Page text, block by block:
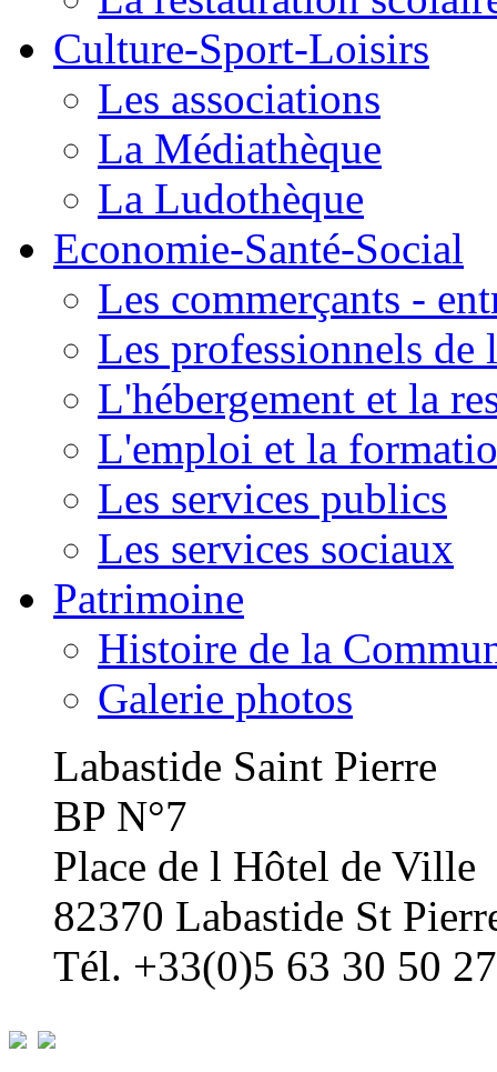
Culture-Sport-Loisirs
Les associations
La Médiathèque
La Ludothèque
Economie-Santé-Social
Les commerçants -
Les professionnels de
L'hébergement et la
L'emploi et la
Les services publics
Les services sociaux
Patrimoine
Histoire de la
Galerie photos
Labastide Saint Pierre
BP N°7
Place de l Hôtel de Ville
82370 Labastide St
Tél. +33(0)5 63 30 50 27